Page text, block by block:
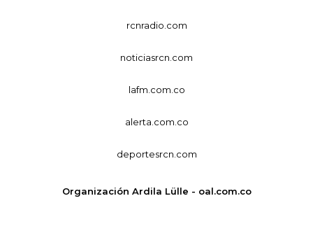
rcnradio.com
noticiasrcn.com
lafm.com.co
alerta.com.co
deportesrcn.com
Organización Ardila Lülle - oal.com.co